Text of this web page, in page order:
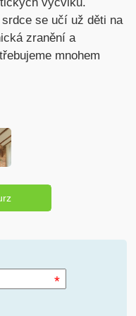
výcviků.
se učí už děti na
zranění a
mnohem
*